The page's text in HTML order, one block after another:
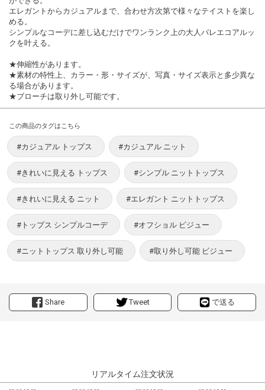
Share Tweet で送る
エレガントからカジュアルまで、合わせ方次第で様々なテイストを楽し
める。
シンプルなコーデに差し込むだけでワンランク上の大人バレエコアルッ
クを叶える。
★伸縮性があります。
★素材の特性上、カラー・形・サイズが、写真・サイズ表示と多少異な
る場合があります。
★ブローチは取り外し可能です。
この商品のタグはこちら
#カジュアル トップス #カジュアル ニット
#きれいに見える トップス #シンプル ニットトップス
#きれいに見える ニット #エレガント ニットトップス
#トップス シンプルコーデ #オフショル ビジュー
#ニットトップス 取り外し可能 #取り外し可能 ビジュー
リアルタイム注文状況